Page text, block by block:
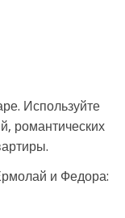
Используйте
романтических
и Федора: